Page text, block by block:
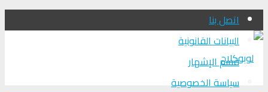
اتصل بنا
البيانات القانونية
قسم الإشهار
سياسة الخصوصية